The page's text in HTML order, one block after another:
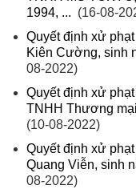
1994, ... (16-08-
Quyết định xử
Kiên Cường, sinh
08-2022)
Quyết định xử
TNHH Thương
(10-08-2022)
Quyết định xử
Quang Viễn, sinh
08-2022)